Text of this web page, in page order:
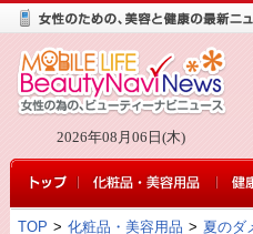
2026年08月06日(木)
TOP > 化粧品・美容用品 > 夏のダ